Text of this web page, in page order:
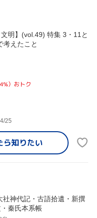
明】(vol.49) 特集 3・11と
考えたこと
）おトク
25
ら知りたい
社神代記・古語拾遺・新撰
秦氏本系帳